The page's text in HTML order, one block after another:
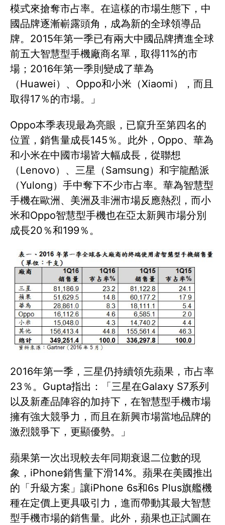
模式來搶奪市占率。在這樣的市場生態下，中
國品牌逐漸嶄露頭角，成為新的全球領導品
牌。2015年第一季已有兩大中國品牌擠進全球
前五大智慧型手機廠商名單，取得11%的市
場；2016年第一季則變成了華為
（Huawei）、Oppo和小米（Xiaomi），而且
取得17％的市場。」
Oppo本季表現最為亮眼，已竄升至第四名的
位置，銷售量成長145％。此外，Oppo、華為
和小米在中國市場皆大幅成長，從聯想
（Lenovo）、三星（Samsung）和宇龍酷派
（Yulong）手中奪下不少市占率。華為智慧型
手機在歐洲、美洲及非洲市場反應熱烈，而小
米和Oppo智慧型手機也在亞太新興市場分別
成長20％和199％。
2016年第一季，三星仍持續領先蘋果，市占率
23％。Gupta指出：「三星在Galaxy S7系列
以及新產品陣容的加持下，在智慧型手機市場
擁有強大競爭力，而且在新興市場當地品牌的
激烈競爭下，更顯優勢。」
蘋果第一次出現較去年同期衰退二位數的現
象，iPhone銷售量下滑14%。蘋果在美國推出
的「升級方案」讓iPhone 6s和6s Plus旗艦機
種在定價上更具吸引力，進而帶動其最大智慧
型手機市場的銷售量。此外，蘋果也正試圖在